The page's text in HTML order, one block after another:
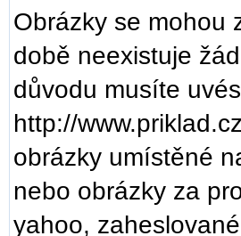
Obrázky se mohou
době neexistuje
důvodu musíte
http://
obrázky umístěné
nebo obrázky za
yahoo,